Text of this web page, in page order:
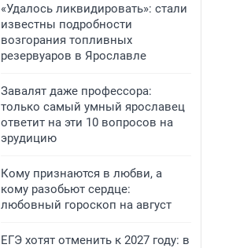
«Удалось ликвидировать»: стали
известны подробности
возгорания топливных
резервуаров в Ярославле
Завалят даже профессора:
только самый умный ярославец
ответит на эти 10 вопросов на
эрудицию
Кому признаются в любви, а
кому разобьют сердце:
любовный гороскоп на август
ЕГЭ хотят отменить к 2027 году: в